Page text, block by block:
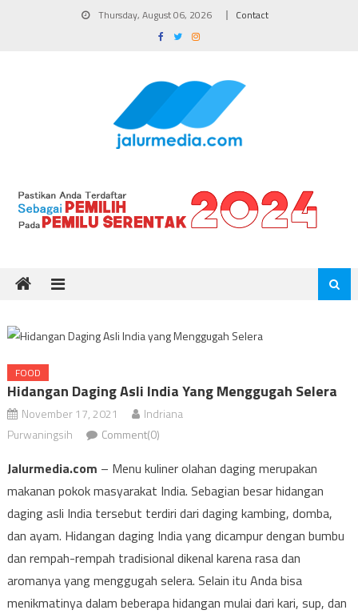
Thursday, August 06, 2026 Contact
FOOD
Hidangan Daging Asli India Yang Menggugah Selera
November 17, 2021
Indriana
Purwaningsih
Comment(0)
Jalurmedia.com – Menu kuliner olahan daging merupakan
makanan pokok masyarakat India. Sebagian besar hidangan
daging asli India tersebut terdiri dari daging kambing, domba,
dan ayam. Hidangan daging India yang dicampur dengan bumbu
dan rempah-rempah tradisional dikenal karena rasa dan
aromanya yang menggugah selera. Selain itu Anda bisa
menikmatinya dalam beberapa hidangan mulai dari kari, sup, dan